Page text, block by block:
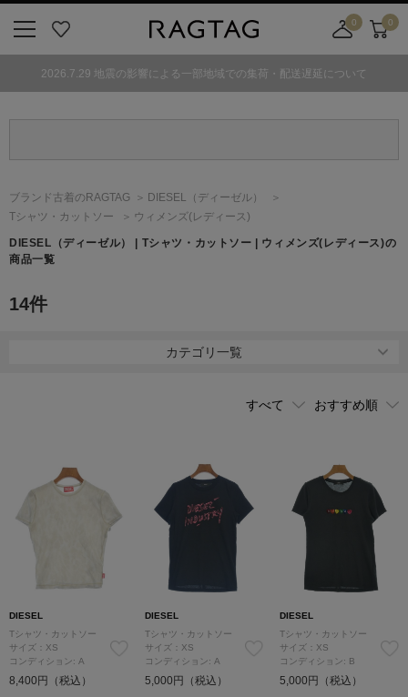
気
0
舗
カ
0
2026.7.29 地震の影響による一部地域での集荷・配送遅延について
ブランド古着のRAGTAG DIESEL （ディーゼル）
Tシャツ・カットソー
ウィメンズ(レディース)
DIESEL （ディーゼル）
| Tシャツ・カットソー | ウィメンズ(レディース)の
商品一覧
14件
カテゴリ一覧
DIESEL
Tシャツ・カットソー
サイズ：XS
コンディション: A
8,400円（税込）
DIESEL
Tシャツ・カットソー
サイズ：XS
コンディション: A
5,000円（税込）
DIESEL
Tシャツ・カットソー
サイズ：XS
コンディション: B
5,000円（税込）